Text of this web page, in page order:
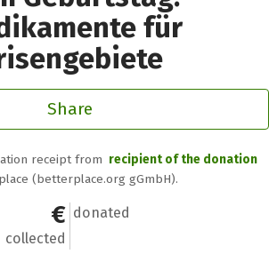
für
Share
receipt from recipient of the donation
(betterplace.org gGmbH).
€160
collected
8
donated